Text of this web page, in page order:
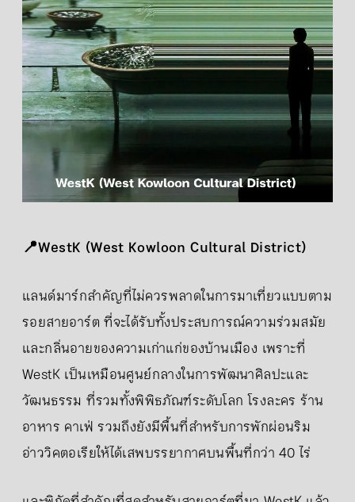
📍WestK (West Kowloon Cultural District)
แลนด์มาร์กสำคัญที่ไม่ควรพลาดในการมาเที่ยวแบบตาม
รอยสายอาร์ต ที่จะได้รับทั้งประสบการณ์ความร่วมสมัย
และกลิ่นอายของความเก่าแก่ของบ้านเมือง เพราะที่
WestK เป็นเหมือนศูนย์กลางในการพัฒนาศิลปะและ
วัฒนธรรม ที่รวมทั้งพิพิธภัณฑ์ระดับโลก โรงละคร ร้าน
อาหาร คาเฟ่ รวมถึงยังมีพื้นที่สำหรับการพักผ่อนริม
อ่าววิคตอเรียให้ได้เสพบรรยากาศบนพื้นที่กว่า 40 ไร่